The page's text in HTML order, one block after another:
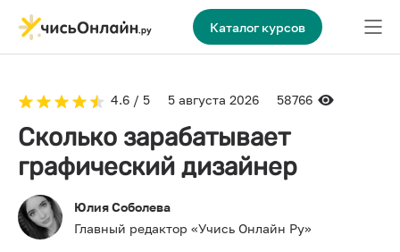
Каталог курсов
4.6 / 5 5 августа 2026 58766
Сколько зарабатывает
графический дизайнер
Юлия Соболева
Главный редактор «Учись Онлайн Ру»